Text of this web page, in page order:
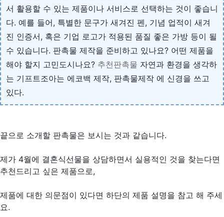
서 활용할 수 있는 제품이나 서비스로 선택하는 것이 좋습니
다. 예를 들어, 특별한 문구가 새겨진 펜, 기념 업적이 새겨
진 인증서, 혹은 기업 로고가 적용된 품질 좋은 가방 등이 될
수 있습니다. 판촉물 제작을 준비하고 있나요? 어떤 제품을
해야 할지 고민도시나요? 추천판촉물 자연과 환경을 생각하
는 기프트조아는 에코백 제작, 판촉물제작 에 신경을 쓰고
있다.
끝으로 소개할 판촉물은 보시는 것과 같습니다.
제가 4월에 결혼식선물을 상담하면서 실용적인 것을 찾는다면
추천드리고 싶은 제품으로,
제품에 대한 의문점이 있다면 하단의 제품 설명을 참고 해 주세
요.